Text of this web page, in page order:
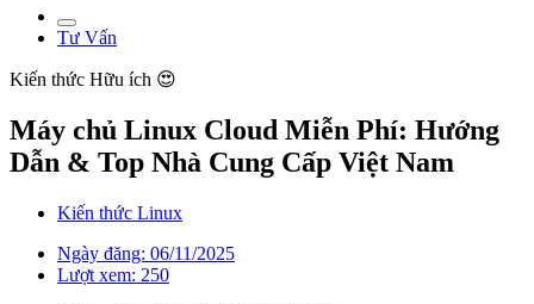
Tư Vấn
Kiến thức Hữu ích 😍
Máy chủ Linux Cloud Miễn Phí: Hướng
Dẫn & Top Nhà Cung Cấp Việt Nam
Kiến thức Linux
Ngày đăng: 06/11/2025
Lượt xem: 250